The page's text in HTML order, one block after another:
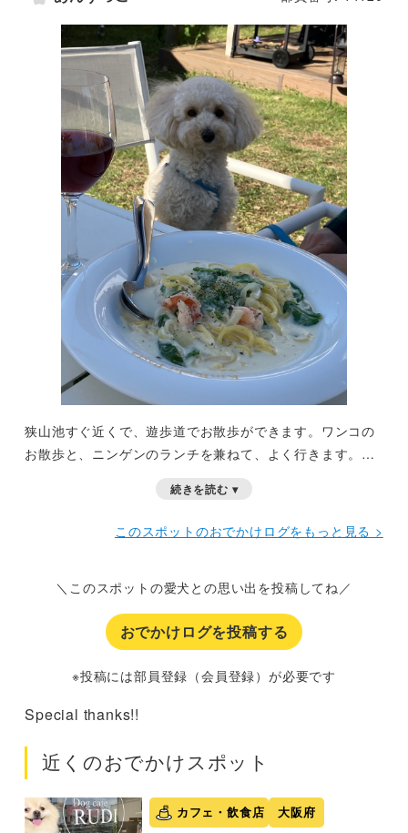
狭山池すぐ近くで、遊歩道でお散歩ができます。ワンコの
お散歩と、ニンゲンのランチを兼ねて、よく行きます。パ
続きを読む ▾
このスポットのおでかけログをもっと見る >
＼このスポットの愛犬との思い出を投稿してね／
おでかけログを投稿する
※投稿には部員登録（会員登録）が必要です
Special thanks!!
近くのおでかけスポット
カフェ・飲食店 大阪府